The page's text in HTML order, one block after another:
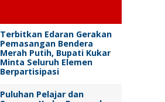
Terbitkan Edaran Gerakan
Pemasangan Bendera
Merah Putih, Bupati Kukar
Minta Seluruh Elemen
Berpartisipasi
Puluhan Pelajar dan